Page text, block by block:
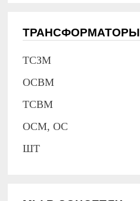
ТРАНСФОРМАТОРЫ
ТСЗМ
ОСВМ
ТСВМ
ОСМ, ОС
ШТ